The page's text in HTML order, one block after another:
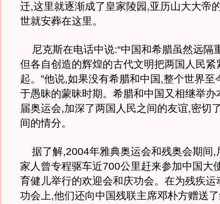
迁,这里就逐渐成了皇家陵园,亚历山大大帝
世就安葬在这里。
尼克斯在电话中说:“中国和希腊虽然远隔
但各自创造的辉煌的古代文明把两国人民紧
起。”他说,如果没有希腊和中国,整个世界至
于愚昧的蒙昧时期。希腊和中国又相继举办
届奥运会,加深了两国人民之间的友谊,密切
间的情分。
据了解,2004年雅典奥运会和残奥会期间,
家人曾专程驱车近700公里赶来参加中国大
育健儿举行的欢迎会和庆功会。在为残疾运
功会上,他们还向中国残联主席邓朴方赠送